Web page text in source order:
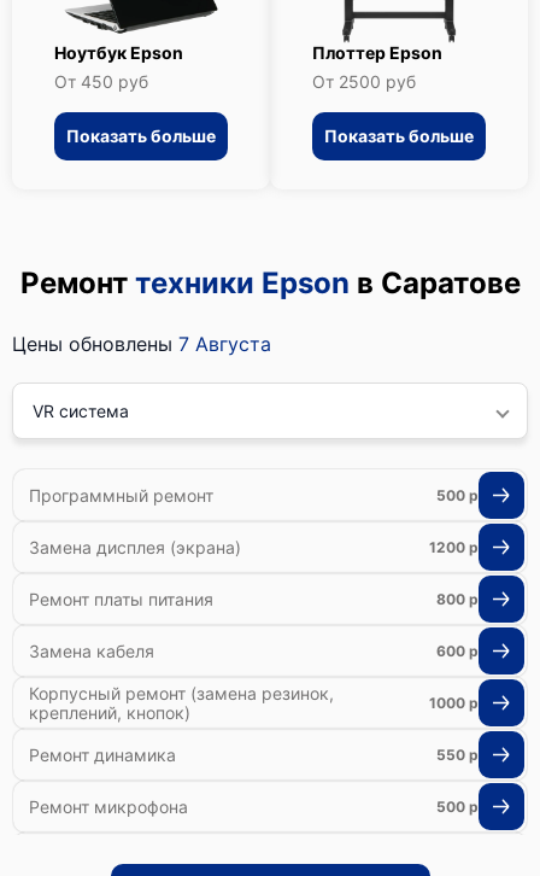
Ноутбук Epson
От 450 руб
Показать больше
Плоттер Epson
От 2500 руб
Показать больше
Ремонт техники Epson в Саратове
Цены обновлены 7 Августа
VR система
Программный ремонт 500 р
Замена дисплея (экрана) 1200 р
Ремонт платы питания 800 р
Замена кабеля 600 р
Корпусный ремонт (замена резинок,
креплений, кнопок)
1000 р
Ремонт динамика 550 р
Ремонт микрофона 500 р